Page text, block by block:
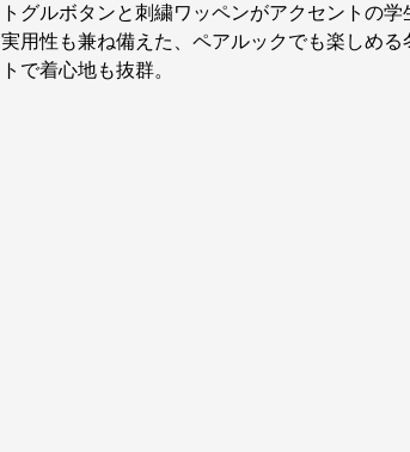
トグルボタンと刺繍ワッペンがアクセントの
実用性も兼ね備えた、ペアルックでも楽しめ
トで着心地も抜群。